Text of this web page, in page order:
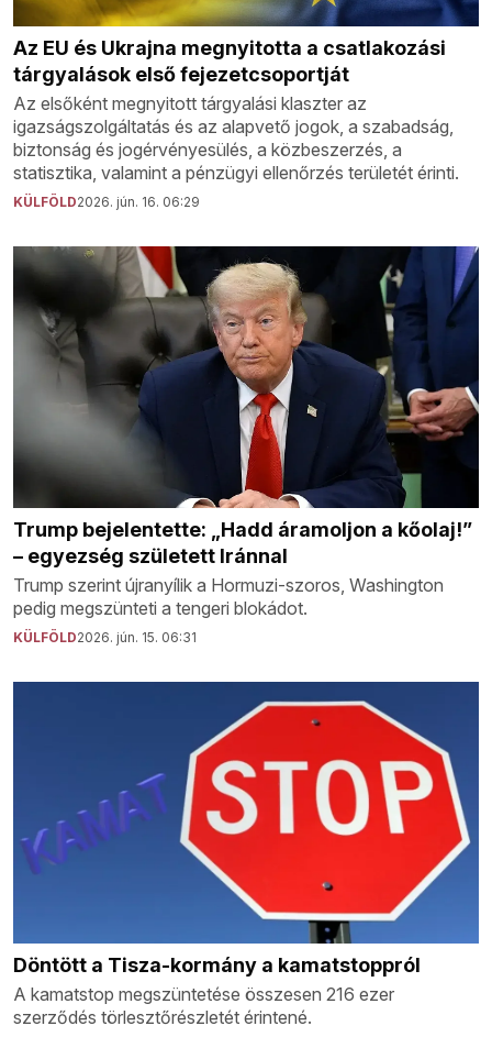
Az EU és Ukrajna megnyitotta a csatlakozási
tárgyalások első fejezetcsoportját
Az elsőként megnyitott tárgyalási klaszter az
igazságszolgáltatás és az alapvető jogok, a szabadság,
biztonság és jogérvényesülés, a közbeszerzés, a
statisztika, valamint a pénzügyi ellenőrzés területét érinti.
KÜLFÖLD2026. jún. 16. 06:29
Trump bejelentette: „Hadd áramoljon a kőolaj!”
– egyezség született Iránnal
Trump szerint újranyílik a Hormuzi-szoros, Washington
pedig megszünteti a tengeri blokádot.
KÜLFÖLD2026. jún. 15. 06:31
Döntött a Tisza-kormány a kamatstoppról
A kamatstop megszüntetése összesen 216 ezer
szerződés törlesztőrészletét érintené.